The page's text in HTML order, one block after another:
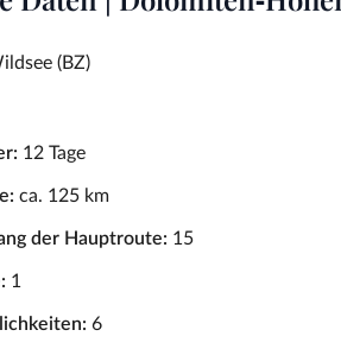
(BZ)
12 Tage
ca. 125 km
der Hauptroute: 15
1
6